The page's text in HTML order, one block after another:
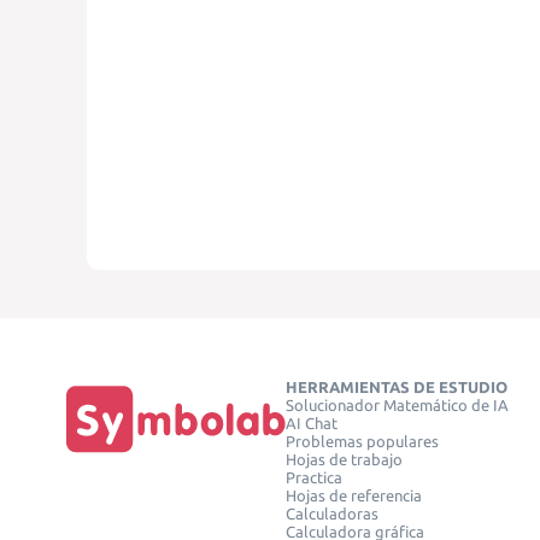
HERRAMIENTAS DE ESTUDIO
Solucionador Matemático de IA
AI Chat
Problemas populares
Hojas de trabajo
Practica
Hojas de referencia
Calculadoras
Calculadora gráfica